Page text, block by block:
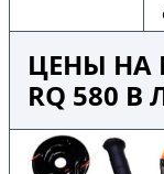
ЦЕНЫ НА
RQ 580